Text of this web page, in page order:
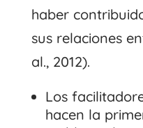
haber
sus relaciones
al., 2012).
Los
hacen la